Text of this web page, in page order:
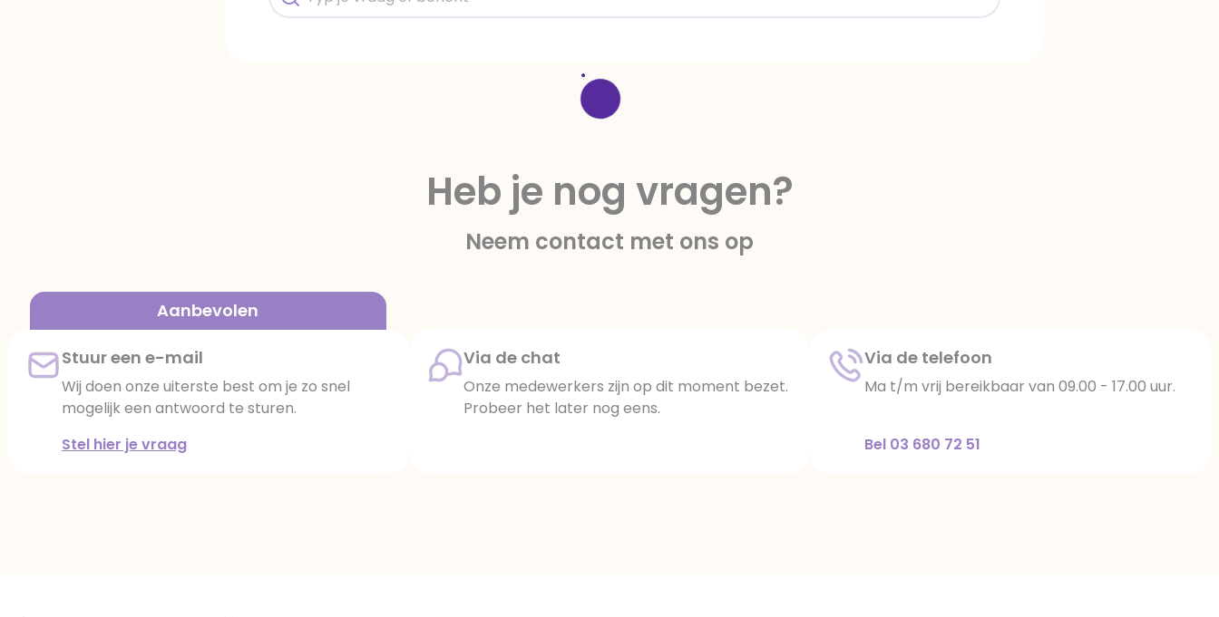
Heb je nog vragen?
Neem contact met ons op
Aanbevolen
Stuur een e-mail
Wij doen onze uiterste best om je zo snel
mogelijk een antwoord te sturen.
Stel hier je vraag
Via de chat
Onze medewerkers zijn op dit moment bezet.
Probeer het later nog eens.
Via de telefoon
Ma t/m vrij bereikbaar van 09.00 - 17.00 uur.
Bel 03 680 72 51